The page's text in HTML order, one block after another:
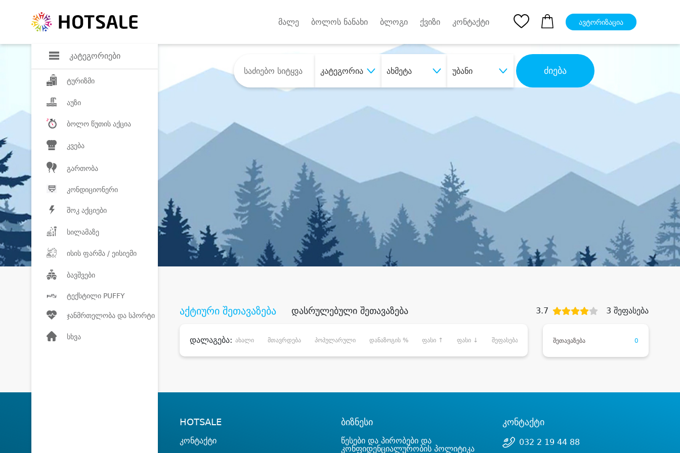
კატეგორიები
ტურიზმი
აუზი
ბოლო წუთის აქცია
კვება
გართობა
კონდიციონერი
შოკ აქციები
სილამაზე
ისის ფარმა / ეისიემი
ბავშვები
ტექსტილი PUFFY
ჯანმრთელობა და სპორტი
სხვა
მალე ბოლოს ნანახი ბლოგი ქვიზი კონტაქტი ავტორიზაცია
კატეგორია ახმეტა უბანი ძიება
შეიძინე სასურველი მომსახურება დიდი დანაზოგით
აქტიური შეთავაზება დასრულებული შეთავაზება 3.7 3 შეფასება
დალაგება: ახალი მთავრდება პოპულარული დანაზოგის % ფასი ↑ ფასი ↓ შეფასება შეთავაზება 0
HOTSALE
კონტაქტი
ბიზნესი
წესები და პირობები და
კონფიდენციალურობის პოლიტიკა
კონტაქტი
032 2 19 44 88